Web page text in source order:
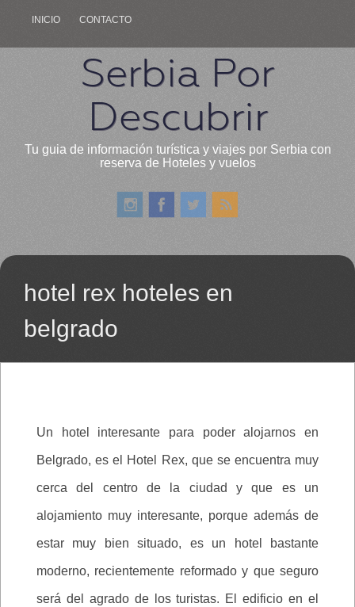
INICIO CONTACTO
Serbia Por
Descubrir
Tu guia de información turística y viajes por Serbia con
reserva de Hoteles y vuelos
hotel rex hoteles en
belgrado
Un hotel interesante para poder alojarnos en
Belgrado, es el Hotel Rex, que se encuentra muy
cerca del centro de la ciudad y que es un
alojamiento muy interesante, porque además de
estar muy bien situado, es un hotel bastante
moderno, recientemente reformado y que seguro
será del agrado de los turistas. El edificio en el